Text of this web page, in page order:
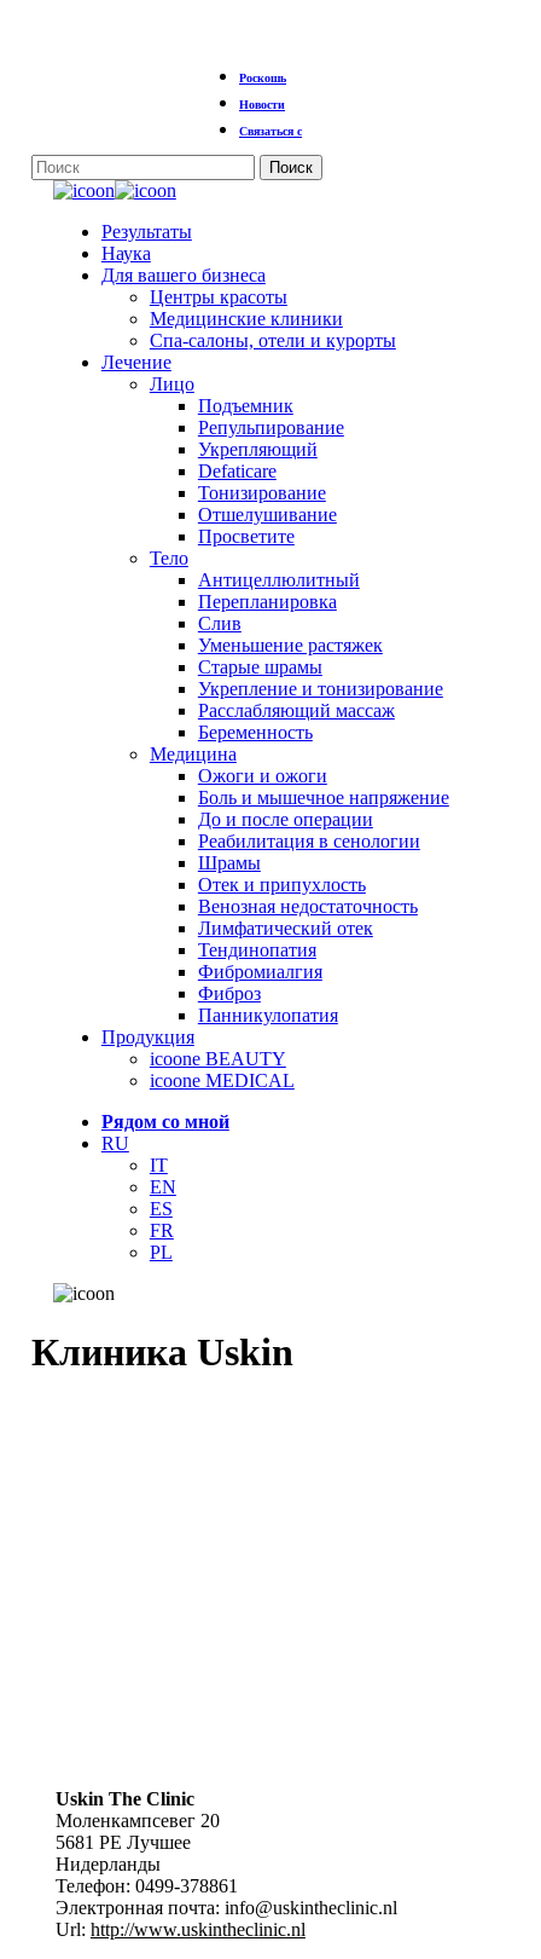
Роскошь
Новости
Связаться с
Поиск
Закрыть
МенюРезультаты
Наука
Для вашего бизнеса
Центры красоты
Медицинские клиники
Спа-салоны, отели и курорты
Лечение
Лицо
Подъемник
Репульпирование
Укрепляющий
Defaticare
Тонизирование
Отшелушивание
Просветите
Тело
Антицеллюлитный
Перепланировка
Слив
Уменьшение растяжек
Старые шрамы
Укрепление и тонизирование
Расслабляющий массаж
Беременность
Медицина
Ожоги и ожоги
Боль и мышечное напряжение
До и после операции
Реабилитация в сенологии
Шрамы
Отек и припухлость
Венозная недостаточность
Лимфатический отек
Тендинопатия
Фибромиалгия
Фиброз
Панникулопатия
Продукция
icoone BEAUTY
icoone MEDICAL
Рядом со мной
RU
IT
EN
ES
FR
PL
Клиника Uskin
Uskin The Clinic
Моленкампсевег 20
5681 PE Лучшее
Нидерланды
Телефон: 0499-378861
Электронная почта: info@uskintheclinic.nl
Url: http://www.uskintheclinic.nl